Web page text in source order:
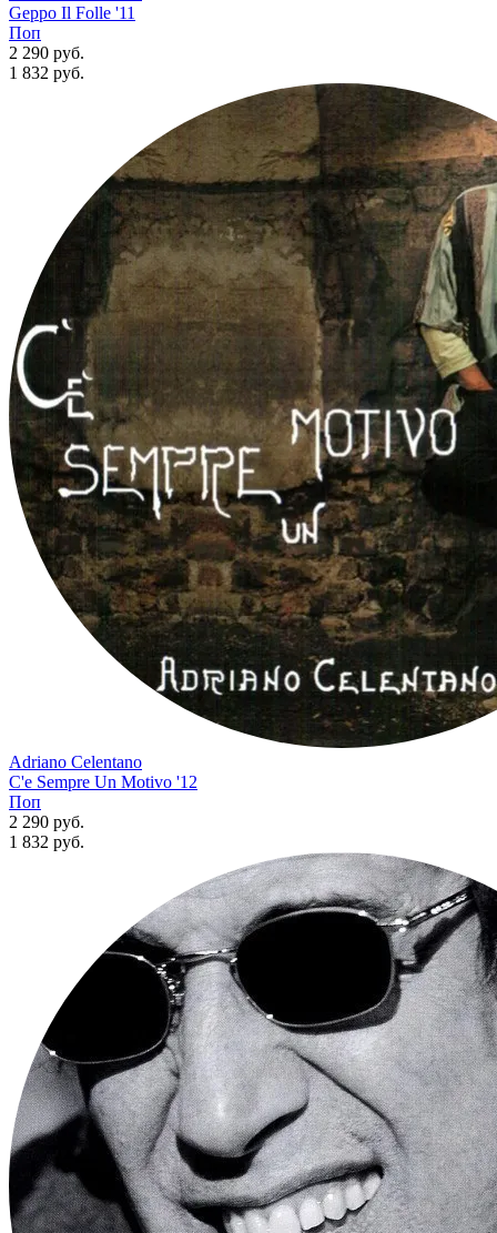
Geppo Il Folle '11
Поп
2 290 руб.
1 832 руб.
Adriano Celentano
C'e Sempre Un Motivo '12
Поп
2 290 руб.
1 832 руб.